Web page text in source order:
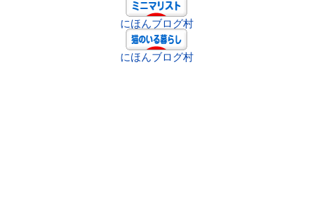
にほんブログ村
にほんブログ村